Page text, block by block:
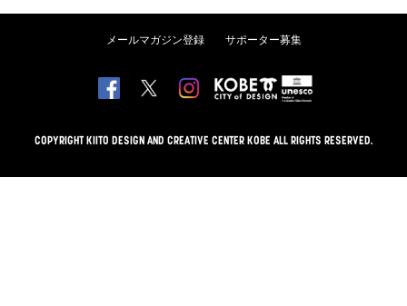
メールマガジン登録 サポーター募集
COPYRIGHT KIITO DESIGN AND CREATIVE CENTER KOBE ALL RIGHTS RESERVED.